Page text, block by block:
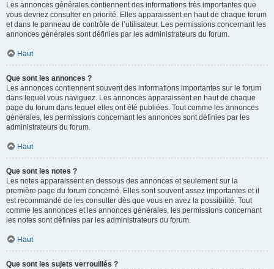
Les annonces générales contiennent des informations très importantes que
vous devriez consulter en priorité. Elles apparaissent en haut de chaque forum
et dans le panneau de contrôle de l’utilisateur. Les permissions concernant les
annonces générales sont définies par les administrateurs du forum.
Haut
Que sont les annonces ?
Les annonces contiennent souvent des informations importantes sur le forum
dans lequel vous naviguez. Les annonces apparaissent en haut de chaque
page du forum dans lequel elles ont été publiées. Tout comme les annonces
générales, les permissions concernant les annonces sont définies par les
administrateurs du forum.
Haut
Que sont les notes ?
Les notes apparaissent en dessous des annonces et seulement sur la
première page du forum concerné. Elles sont souvent assez importantes et il
est recommandé de les consulter dès que vous en avez la possibilité. Tout
comme les annonces et les annonces générales, les permissions concernant
les notes sont définies par les administrateurs du forum.
Haut
Que sont les sujets verrouillés ?